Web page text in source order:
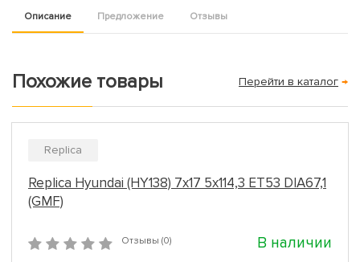
Описание Предложение Отзывы
Похожие товары Перейти в каталог →
Replica
Replica Hyundai (HY138) 7x17 5x114,3 ET53 DIA67,1
(GMF)
Отзывы (0) В наличии